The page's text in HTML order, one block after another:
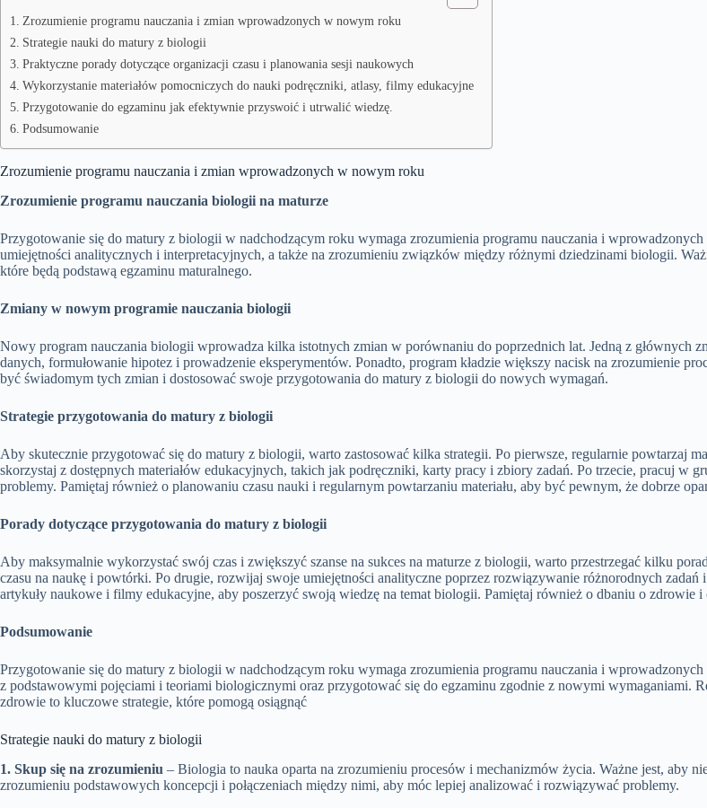
Zrozumienie programu nauczania i zmian wprowadzonych w nowym roku
Strategie nauki do matury z biologii
Praktyczne porady dotyczące organizacji czasu i planowania sesji naukowych
Wykorzystanie materiałów pomocniczych do nauki podręczniki, atlasy, filmy edukacyjne
Przygotowanie do egzaminu jak efektywnie przyswoić i utrwalić wiedzę.
Podsumowanie
Zrozumienie programu nauczania i zmian wprowadzonych w nowym roku
Zrozumienie programu nauczania biologii na maturze
Przygotowanie się do matury z biologii w nadchodzącym roku wymaga zrozumienia programu nauczania i
umiejętności analitycznych i interpretacyjnych, a także na zrozumieniu związków między różnymi dziedzinami biologii.
które będą podstawą egzaminu maturalnego.
Zmiany w nowym programie nauczania biologii
Nowy program nauczania biologii wprowadza kilka istotnych zmian w porównaniu do poprzednich lat. Jedną z głównych
danych, formułowanie hipotez i prowadzenie eksperymentów. Ponadto, program kładzie większy nacisk na zrozumienie
być świadomym tych zmian i dostosować swoje przygotowania do matury z biologii do nowych wymagań.
Strategie przygotowania do matury z biologii
Aby skutecznie przygotować się do matury z biologii, warto zastosować kilka strategii. Po pierwsze, regularnie powtarzaj
skorzystaj z dostępnych materiałów edukacyjnych, takich jak podręczniki, karty pracy i zbiory zadań. Po trzecie, pracuj w
problemy. Pamiętaj również o planowaniu czasu nauki i regularnym powtarzaniu materiału, aby być pewnym, że dobrze
Porady dotyczące przygotowania do matury z biologii
Aby maksymalnie wykorzystać swój czas i zwiększyć szanse na sukces na maturze z biologii, warto przestrzegać kilku
czasu na naukę i powtórki. Po drugie, rozwijaj swoje umiejętności analityczne poprzez rozwiązywanie różnorodnych
artykuły naukowe i filmy edukacyjne, aby poszerzyć swoją wiedzę na temat biologii. Pamiętaj również o dbaniu o
Podsumowanie
Przygotowanie się do matury z biologii w nadchodzącym roku wymaga zrozumienia programu nauczania i
z podstawowymi pojęciami i teoriami biologicznymi oraz przygotować się do egzaminu zgodnie z nowymi wymaganiami.
zdrowie to kluczowe strategie, które pomogą osiągnąć
Strategie nauki do matury z biologii
1. Skup się na zrozumieniu – Biologia to nauka oparta na zrozumieniu procesów i mechanizmów życia. Ważne jest, aby
zrozumieniu podstawowych koncepcji i połączeniach między nimi, aby móc lepiej analizować i rozwiązywać problemy.